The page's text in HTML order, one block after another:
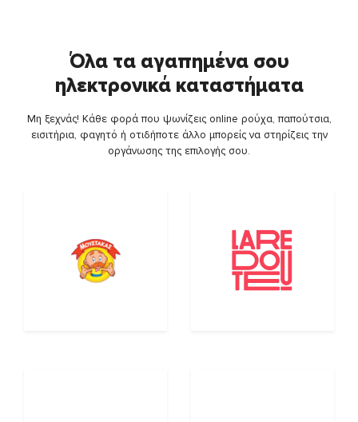
Όλα τα αγαπημένα σου
ηλεκτρονικά καταστήματα
Μη ξεχνάς! Κάθε φορά που ψωνίζεις online ρούχα, παπούτσια,
εισιτήρια, φαγητό ή οτιδήποτε άλλο μπορείς να στηρίζεις την
οργάνωσης της επιλογής σου.